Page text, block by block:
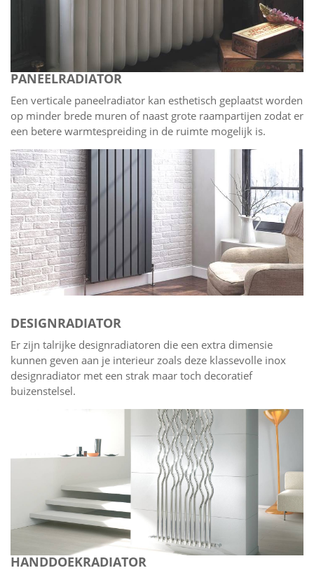
PANEELRADIATOR
Een verticale paneelradiator kan esthetisch geplaatst worden
op minder brede muren of naast grote raampartijen zodat er
een betere warmtespreiding in de ruimte mogelijk is.
DESIGNRADIATOR
Er zijn talrijke designradiatoren die een extra dimensie
kunnen geven aan je interieur zoals deze klassevolle inox
designradiator met een strak maar toch decoratief
buizenstelsel.
HANDDOEKRADIATOR